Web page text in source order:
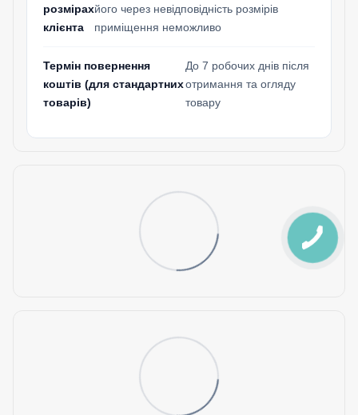
розмірах
клієнта
його через невідповідність розмірів
приміщення неможливо
Термін повернення
коштів (для стандартних
товарів)
До 7 робочих днів після
отримання та огляду
товару